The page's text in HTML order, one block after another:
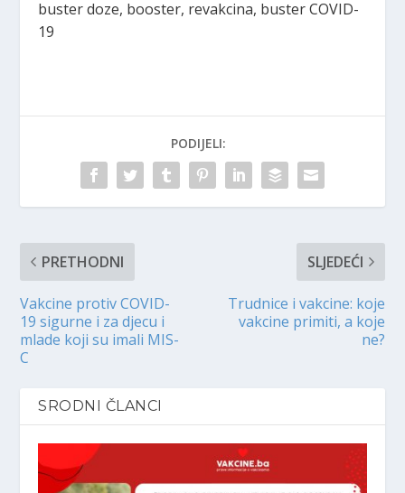
buster doze, booster, revakcina, buster COVID-
19
PODIJELI:
PRETHODNI
Vakcine protiv COVID-
19 sigurne i za djecu i
mlade koji su imali MIS-
C
SLJEDEĆI
Trudnice i vakcine: koje
vakcine primiti, a koje
ne?
SRODNI ČLANCI